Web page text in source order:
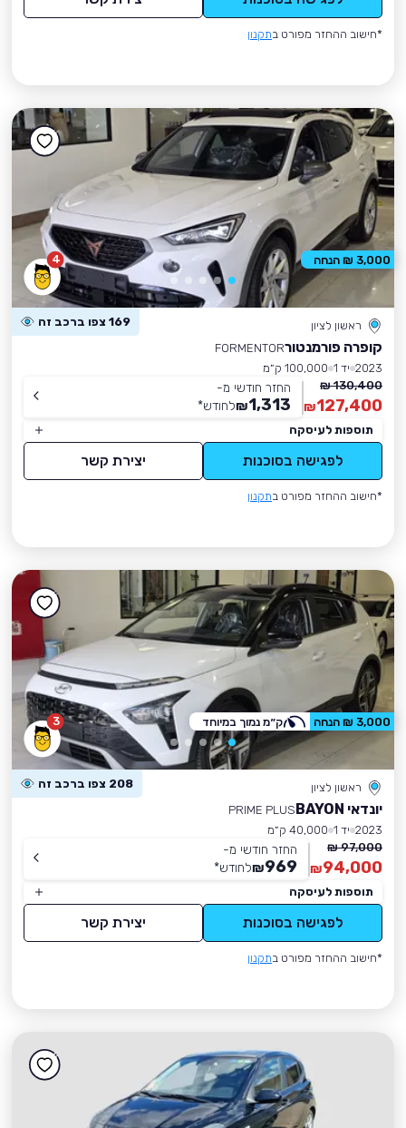
*חישוב ההחזר מפורט בתקנון
4
ראשון לציון 169 צפו ברכב זה
קופרה פורמנטורFORMENTOR
2023 יד 1
100,000 ק״מ
130,400 ₪
127,400
₪
החזר חודשי מ-
1,313
₪לחודש*
תוספות לעיסקה
לפגישה בסוכנות יצירת קשר
*חישוב ההחזר מפורט בתקנון
3,000 ₪ הנחה
3
ראשון לציון 208 צפו ברכב זה
יונדאי BAYON
PRIME PLUS
2023 יד 1
40,000 ק״מ
97,000 ₪
94,000
₪
החזר חודשי מ-
969
₪לחודש*
תוספות לעיסקה
לפגישה בסוכנות יצירת קשר
*חישוב ההחזר מפורט בתקנון
3,000 ₪ הנחה ק״מ נמוך במיוחד